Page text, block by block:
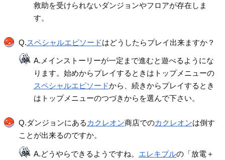
救助を受けられないダンジョンやフロアが存在しま
す。
Q.スペシャルエピソードはどうしたらプレイ出来ますか？
A.メインストーリーが一定まで進むと遊べるようにな
ります。始めからプレイするときはトップメニューの
スペシャルエピソードから、続きからプレイするとき
はトップメニューのつづきからを選んで下さい。
Q.ダンジョンにある カクレオン商店でのカクレオンは倒す
ことが出来るのですか。
A.どうやらできるようですね。 エレキブルの「放電＋